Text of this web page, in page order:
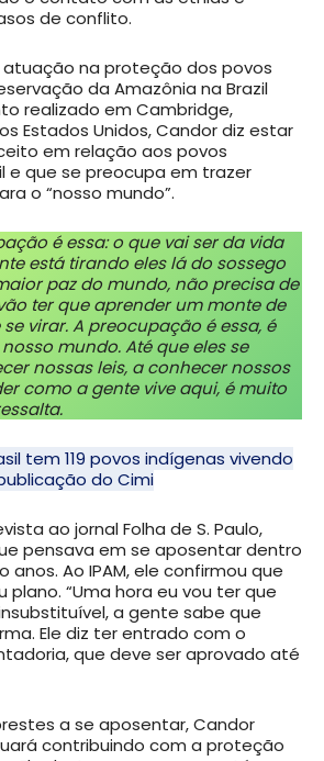
de conflito.
atuação na proteção dos povos
da Amazônia na Brazil
realizado em Cambridge,
Estados Unidos, Candor diz estar
em relação aos povos
e que se preocupa em trazer
o “nosso mundo”.
é essa: o que vai ser da vida
está tirando eles lá do sossego
paz do mundo, não precisa de
ter que aprender um monte de
virar. A preocupação é essa, é
mundo. Até que eles se
nossas leis, a conhecer nossos
como a gente vive aqui, é muito
tem 119 povos indígenas vivendo
do Cimi
ao jornal Folha de S. Paulo,
pensava em se aposentar dentro
anos. Ao IPAM, ele confirmou que
plano. “Uma hora eu vou ter que
a gente sabe que
Ele diz ter entrado com o
que deve ser aprovado até
a se aposentar, Candor
contribuindo com a proteção